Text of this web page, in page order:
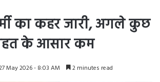
का कहर जारी, अगले कुछ
के आसार कम
May 2026 - 8:03 AM 2 minutes read